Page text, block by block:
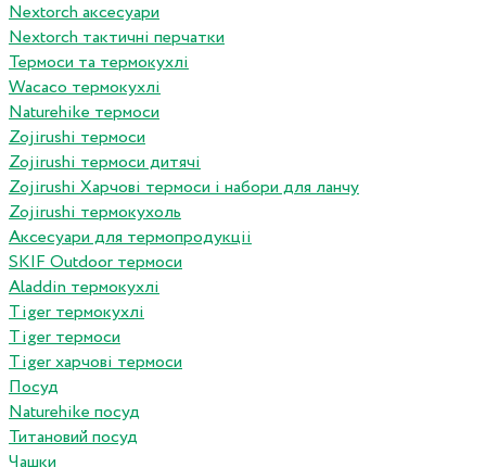
Nextorch аксесуари
Nextorch тактичні перчатки
Термоси та термокухлі
Wacaco термокухлі
Naturehike термоси
Zojirushi термоси
Zojirushi термоси дитячі
Zojirushi Харчові термоси і набори для ланчу
Zojirushi термокухоль
Аксесуари для термопродукціі
SKIF Outdoor термоси
Aladdin термокухлі
Tiger термокухлі
Tiger термоси
Tiger харчові термоси
Посуд
Naturehike посуд
Титановий посуд